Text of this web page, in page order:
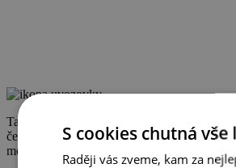
Tatarák byl vynikající a perfektně
čekal v podnicích výrazně vyšší cenové
meníčko na výbornou vizuálně i chuťově.
S cookies chutná vše
Raději vás zveme, kam za